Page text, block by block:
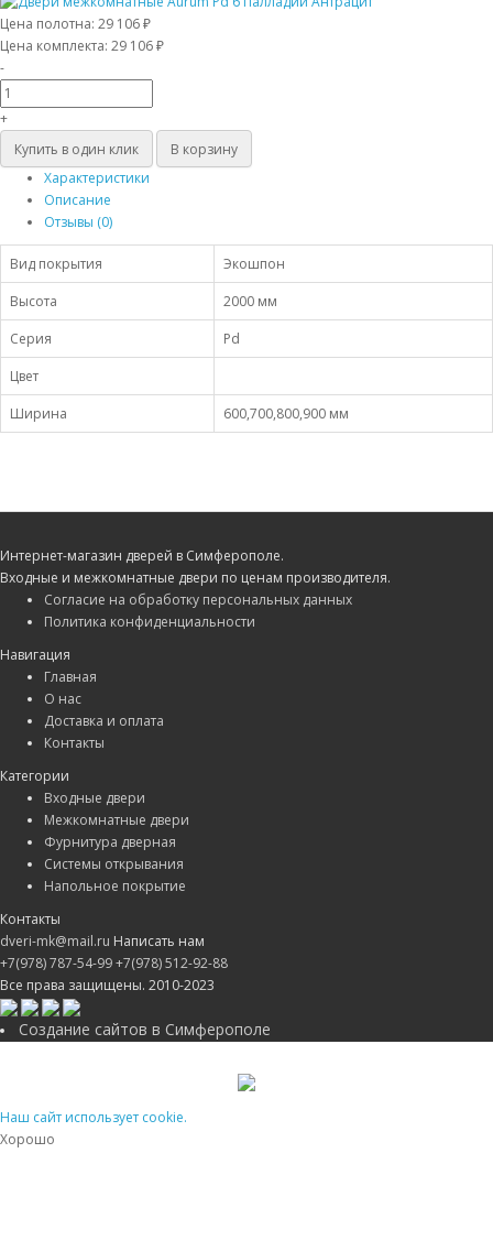
Цена полотна: 29 106 ₽
Цена комплекта: 29 106 ₽
-
+
Купить в один клик
В корзину
Характеристики
Описание
Отзывы (0)
Вид покрытия
Экошпон
Высота
2000 мм
Серия
Pd
Цвет
Ширина
600,700,800,900 мм
Интернет-магазин дверей в Симферополе.
Входные и межкомнатные двери по ценам производителя.
Согласие на обработку персональных данных
Политика конфиденциальности
Навигация
Главная
О нас
Доставка и оплата
Контакты
Категории
Входные двери
Межкомнатные двери
Фурнитура дверная
Системы открывания
Напольное покрытие
Контакты
dveri-mk@mail.ru Написать нам
+7(978) 787-54-99+7(978) 512-92-88
Все права защищены. 2010-2023
Создание сайтов в Симферополе
Наш сайт использует cookie.
Хорошо